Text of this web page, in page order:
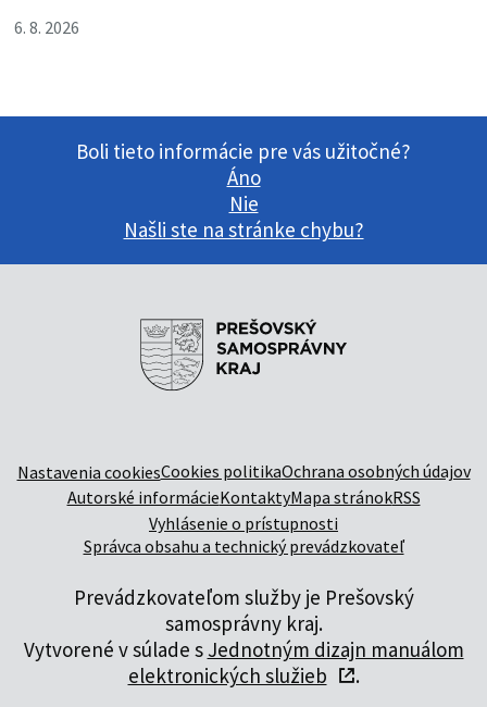
6. 8. 2026
Boli tieto informácie pre vás užitočné?
Áno
Nie
Našli ste na stránke chybu?
Nastavenia cookiesCookies politikaOchrana osobných údajov
Autorské informácieKontaktyMapa stránokRSS
Vyhlásenie o prístupnosti
Správca obsahu a technický prevádzkovateľ
Prevádzkovateľom služby je Prešovský
samosprávny kraj.
Vytvorené v súlade s Jednotným dizajn manuálom
elektronických služieb
.